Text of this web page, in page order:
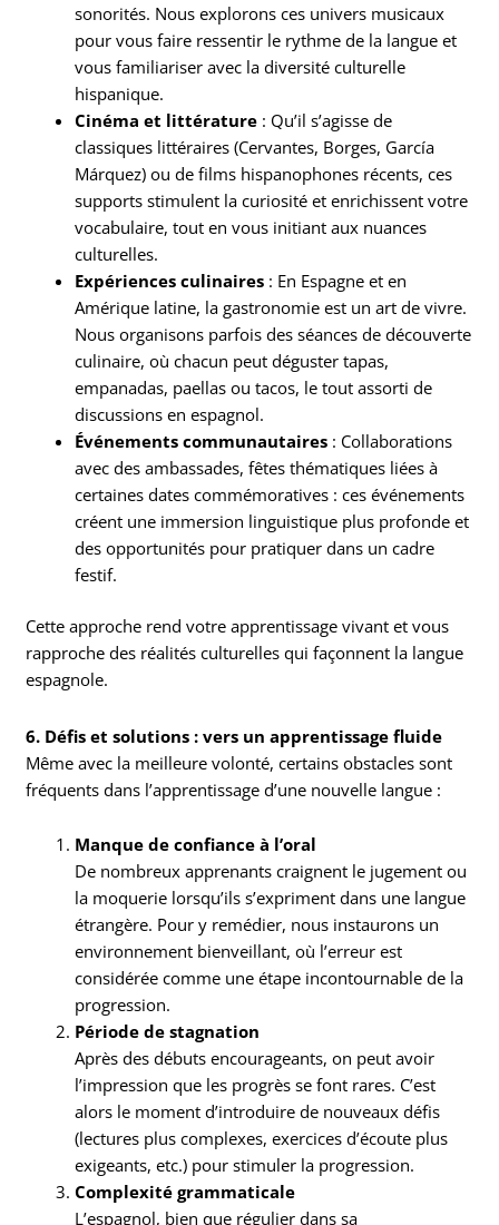
sonorités. Nous explorons ces univers musicaux
pour vous faire ressentir le rythme de la langue et
vous familiariser avec la diversité culturelle
hispanique.
Cinéma et littérature : Qu’il s’agisse de
classiques littéraires (Cervantes, Borges, García
Márquez) ou de films hispanophones récents, ces
supports stimulent la curiosité et enrichissent votre
vocabulaire, tout en vous initiant aux nuances
culturelles.
Expériences culinaires : En Espagne et en
Amérique latine, la gastronomie est un art de vivre.
Nous organisons parfois des séances de découverte
culinaire, où chacun peut déguster tapas,
empanadas, paellas ou tacos, le tout assorti de
discussions en espagnol.
Événements communautaires : Collaborations
avec des ambassades, fêtes thématiques liées à
certaines dates commémoratives : ces événements
créent une immersion linguistique plus profonde et
des opportunités pour pratiquer dans un cadre
festif.
Cette approche rend votre apprentissage vivant et vous
rapproche des réalités culturelles qui façonnent la langue
espagnole.
6. Défis et solutions : vers un apprentissage fluide
Même avec la meilleure volonté, certains obstacles sont
fréquents dans l’apprentissage d’une nouvelle langue :
Manque de confiance à l’oral
De nombreux apprenants craignent le jugement ou
la moquerie lorsqu’ils s’expriment dans une langue
étrangère. Pour y remédier, nous instaurons un
environnement bienveillant, où l’erreur est
considérée comme une étape incontournable de la
progression.
Période de stagnation
Après des débuts encourageants, on peut avoir
l’impression que les progrès se font rares. C’est
alors le moment d’introduire de nouveaux défis
(lectures plus complexes, exercices d’écoute plus
exigeants, etc.) pour stimuler la progression.
Complexité grammaticale
L’espagnol, bien que régulier dans sa